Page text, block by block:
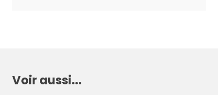
Voir aussi...